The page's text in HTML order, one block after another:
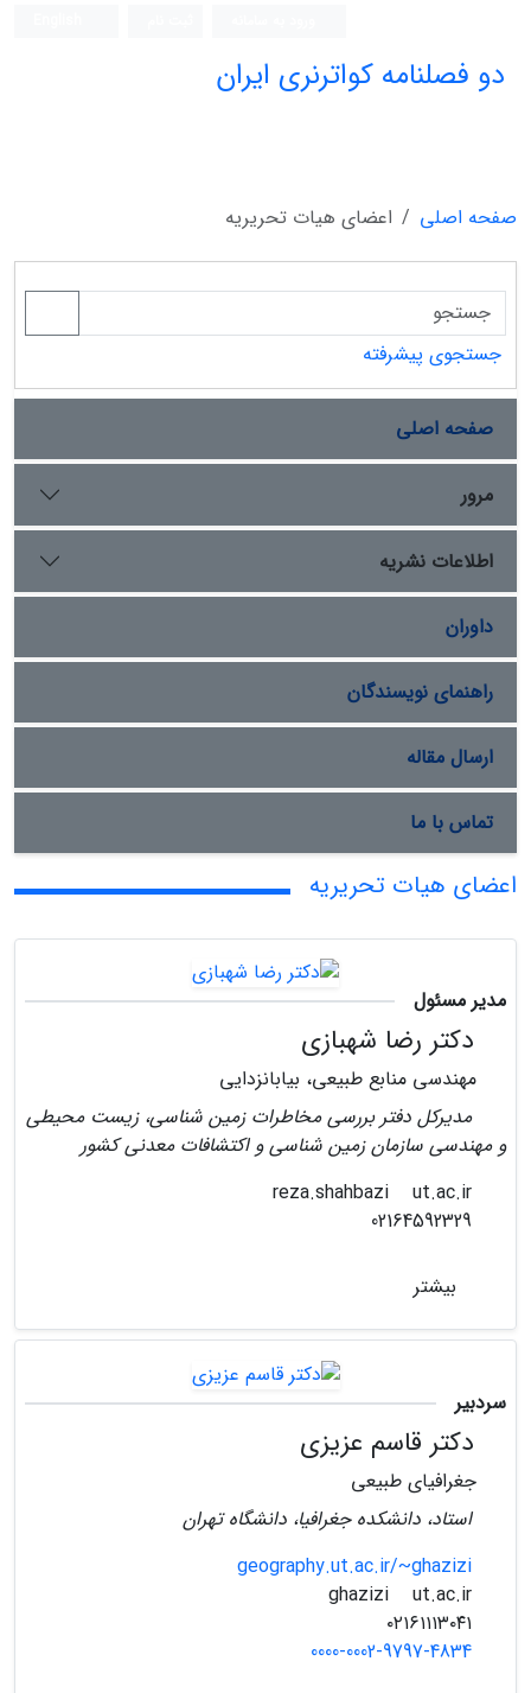
دو فصلنامه کواترنری ایران
صفحه اصلی اعضای هیات تحریریه
جستجوی پیشرفته
صفحه اصلی
مرور
اطلاعات نشریه
داوران
راهنمای نویسندگان
ارسال مقاله
تماس با ما
اعضای هیات تحریریه
مدیر مسئول
دکتر رضا شهبازی
مهندسی منابع طبیعی، بیابانزدایی
مدیرکل دفتر بررسی مخاطرات زمین شناسی، زیست محیطی
و مهندسی سازمان زمین شناسی و اکتشافات معدنی کشور
ut.ac.ir
بیشتر
سردبیر
دکتر قاسم عزیزی
جغرافیای طبیعی
استاد، دانشکده جغرافیا، دانشگاه تهران
geography.ut.ac.ir/~ghazizi
ut.ac.ir
0000-0002-9797-4834